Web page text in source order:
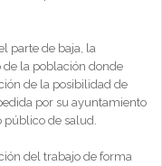
parte de baja, la
la población donde
de la posibilidad de
por su ayuntamiento
público de salud.
del trabajo de forma